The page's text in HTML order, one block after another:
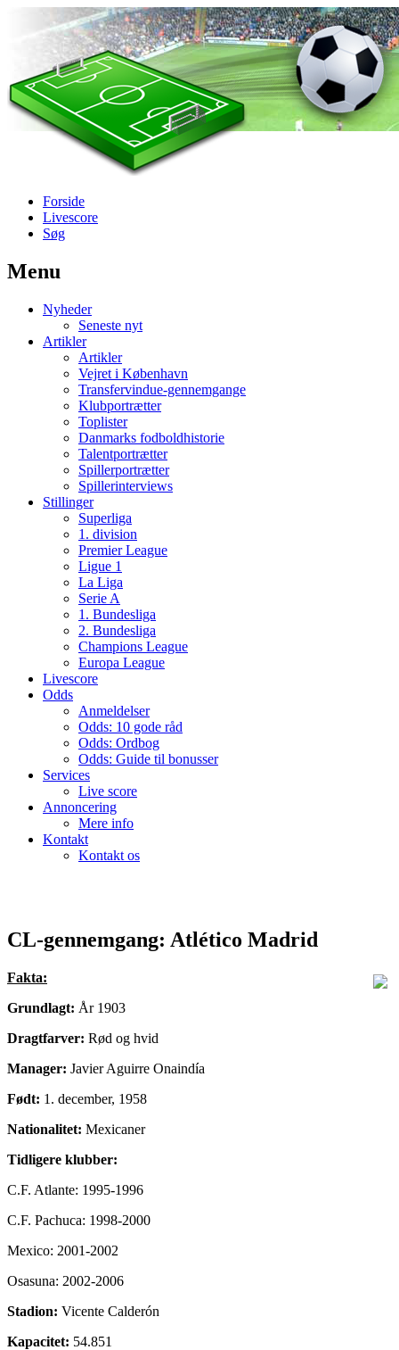
Forside
Livescore
Søg
Наши партнеры
лучшие займы
Menu
Nyheder
Seneste nyt
Artikler
Artikler
Vejret i København
Transfervindue-gennemgange
Klubportrætter
Toplister
Danmarks fodboldhistorie
Talentportrætter
Spillerportrætter
Spillerinterviews
Stillinger
Superliga
1. division
Premier League
Ligue 1
La Liga
Serie A
1. Bundesliga
2. Bundesliga
Champions League
Europa League
Livescore
Odds
Anmeldelser
Odds: 10 gode råd
Odds: Ordbog
Odds: Guide til bonusser
Services
Live score
Annoncering
Mere info
Kontakt
Kontakt os
CL-gennemgang: Atlético Madrid
Fakta:
Grundlagt: År 1903
Dragtfarver: Rød og hvid
Manager: Javier Aguirre Onaindía
Født: 1. december, 1958
Nationalitet: Mexicaner
Tidligere klubber:
C.F. Atlante: 1995-1996
C.F. Pachuca: 1998-2000
Mexico: 2001-2002
Osasuna: 2002-2006
Stadion: Vicente Calderón
Kapacitet: 54.851